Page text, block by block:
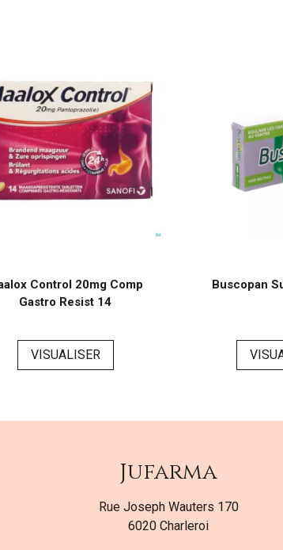
Control 20mg Comp
Gastro Resist 14
VISUALISER
Buscopan
Jufarma
Rue Joseph Wauters 170
6020 Charleroi